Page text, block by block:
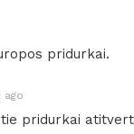
pridurkai.
ago
pridurkai